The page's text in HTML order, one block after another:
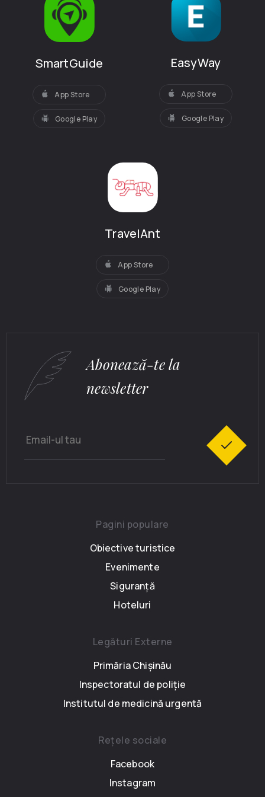
SmartGuide
App Store
Google Play
EasyWay
App Store
Google Play
TravelAnt
App Store
Google Play
Abonează-te la
newsletter
Pagini populare
Obiective turistice
Evenimente
Siguranță
Hoteluri
Legături Externe
Primăria Chișinău
Inspectoratul de poliție
Institutul de medicină urgentă
Rețele sociale
Facebook
Instagram